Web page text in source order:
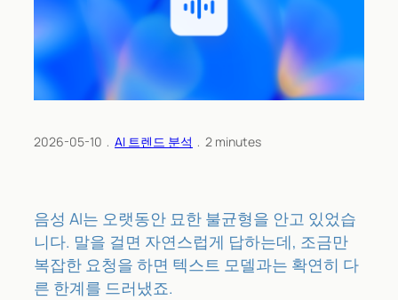
2026-05-10 ﹒ AI 트렌드 분석 ﹒ 2 minutes
음성 AI는 오랫동안 묘한 불균형을 안고 있었습
니다. 말을 걸면 자연스럽게 답하는데, 조금만
복잡한 요청을 하면 텍스트 모델과는 확연히 다
른 한계를 드러냈죠.